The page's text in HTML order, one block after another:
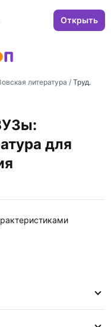
Открыть
литература / Труд.
для